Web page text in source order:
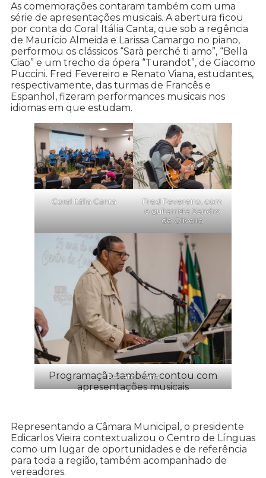
As comemorações contaram também com uma
série de apresentações musicais. A abertura ficou
por conta do Coral Itália Canta, que sob a regência
de Maurício Almeida e Larissa Camargo no piano,
performou os clássicos “Sarà perché ti amo”, “Bella
Ciao” e um trecho da ópera “Turandot”, de Giacomo
Puccini. Fred Fevereiro e Renato Viana, estudantes,
respectivamente, das turmas de Francês e
Espanhol, fizeram performances musicais nos
idiomas em que estudam.
Coral Itália Canta
Fred Fevereiro, com
o guitarrista Sandro
de Oliveira
Renato Viana
Programação também contou com
apresentações musicais
Representando a Câmara Municipal, o presidente
Edicarlos Vieira contextualizou o Centro de Línguas
como um lugar de oportunidades e de referência
para toda a região, também acompanhado de
vereadores.